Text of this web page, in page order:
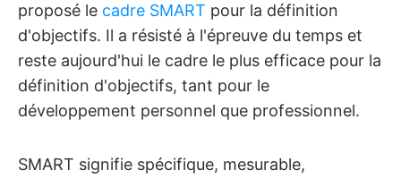
proposé le cadre SMART pour la définition
d'objectifs. Il a résisté à l'épreuve du temps et
reste aujourd'hui le cadre le plus efficace pour la
définition d'objectifs, tant pour le
développement personnel que professionnel.
SMART signifie spécifique, mesurable,